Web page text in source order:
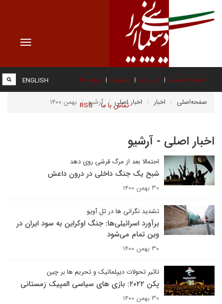
Toggle
صفحه نخست درباره ما عضویت پیوند ها
تماس با ما RSS
ENGLISH
صفحه‌اصلی اخبار اخبار اصلی آرشیو بهمن ۱۴۰۰
اخبار اصلی - آرشیو
احتمالا بعد از مرگ قرشی روی دهد
شبح یک جنگ داخلی در درون داعش
۳۰ بهمن ۱۴۰۰
تشدید نگرانی ها در تل آویو
برآورد اسرائیلی‌ها: جنگ اوکراین به سود ایران در
وین تمام می‌شود
۳۰ بهمن ۱۴۰۰
تاثیر تحولات دیپلماتیک و تحریم ها بر چین
پکن ۲۰۲۲: بازی های سیاسی المپیک زمستانی
۳۰ بهمن ۱۴۰۰